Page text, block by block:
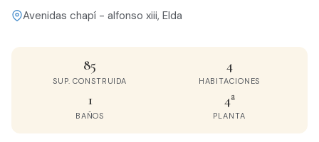
Avenidas chapí - alfonso xiii, Elda
85
SUP. CONSTRUIDA
4
HABITACIONES
1
BAÑOS
4ª
PLANTA